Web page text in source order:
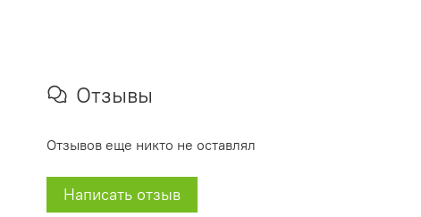
Отзывы
Отзывов еще никто не оставлял
Написать отзыв